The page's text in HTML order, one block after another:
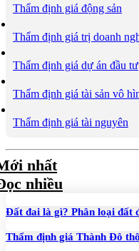
Thẩm định giá động sản
Thẩm định giá trị doanh
Thẩm định giá dự án đầu tư
Thẩm định giá tài sản vô
Thẩm định giá tài nguyên
nhất
nhiều
Đất đai là gì? Phân loại đất
Thẩm định giá Thành Đô